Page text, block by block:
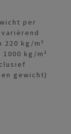
per
variërend
220 kg/m²
kg/m²
gewicht)